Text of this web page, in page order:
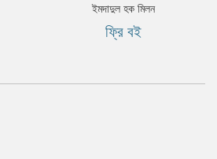
ইমদাদুল হক মিলন
ফ্রি বই